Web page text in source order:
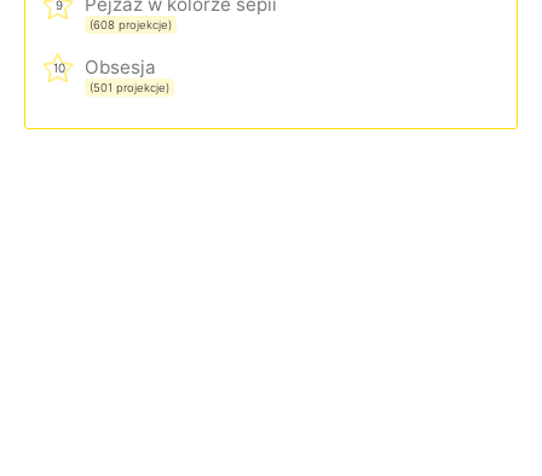
9
(608 projekcje)
10 Obsesja
(501 projekcje)